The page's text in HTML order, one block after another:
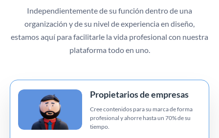
Independientemente de su función dentro de una
organización y de su nivel de experiencia en diseño,
estamos aquí para facilitarle la vida profesional con nuestra
plataforma todo en uno.
Propietarios de empresas
Cree contenidos para su marca de forma
profesional y ahorre hasta un 70% de su
tiempo.